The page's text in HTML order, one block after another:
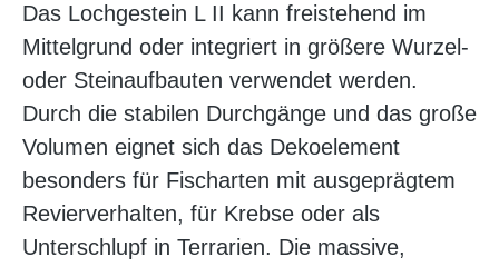
Das Lochgestein L II kann freistehend im
Mittelgrund oder integriert in größere Wurzel-
oder Steinaufbauten verwendet werden.
Durch die stabilen Durchgänge und das große
Volumen eignet sich das Dekoelement
besonders für Fischarten mit ausgeprägtem
Revierverhalten, für Krebse oder als
Unterschlupf in Terrarien. Die massive,